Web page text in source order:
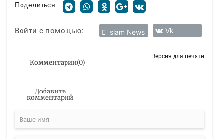
Поделиться:
Войти с помощью: Islam News Vk
Комментарии(0)
Версия для печати
Добавить
комментарий